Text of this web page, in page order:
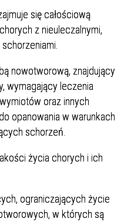
się całościową
z nieuleczalnymi,
nowotworową, znajdujący
wymagający leczenia
oraz innych
opanowania w warunkach
schorzeń.
życia chorych i ich
ograniczających życie
w których są